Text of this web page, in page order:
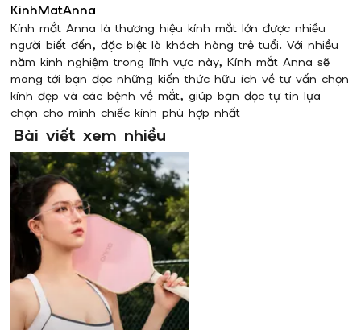
KinhMatAnna
Kính mắt Anna là thương hiệu kính mắt lớn được nhiều
người biết đến, đặc biệt là khách hàng trẻ tuổi. Với nhiều
năm kinh nghiệm trong lĩnh vực này, Kính mắt Anna sẽ
mang tới bạn đọc những kiến thức hữu ích về tư vấn chọn
kính đẹp và các bệnh về mắt, giúp bạn đọc tự tin lựa
chọn cho mình chiếc kính phù hợp nhất
Bài viết xem nhiều